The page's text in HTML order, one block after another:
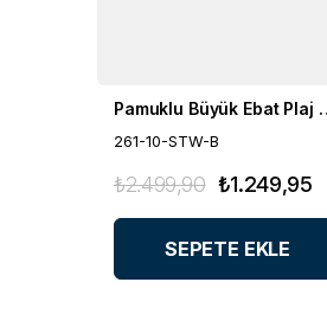
Pamuklu
261-10-STW-B
₺1.249,95
₺2.499,90
SEPETE EKLE